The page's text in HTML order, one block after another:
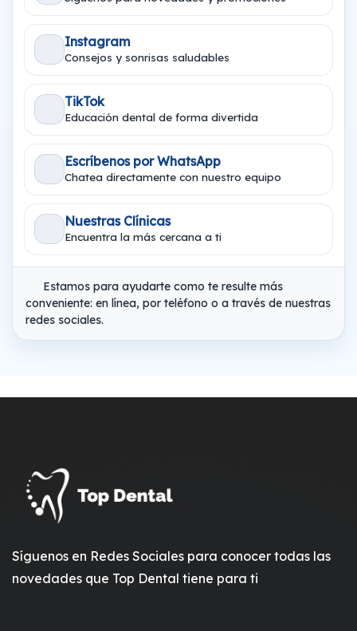
Instagram
Consejos y sonrisas saludables
TikTok
Educación dental de forma divertida
Escríbenos por WhatsApp
Chatea directamente con nuestro equipo
Nuestras Clínicas
Encuentra la más cercana a ti
Estamos para ayudarte como te resulte más
conveniente: en línea, por teléfono o a través de nuestras
redes sociales.
Síguenos en Redes Sociales para conocer todas las
novedades que Top Dental tiene para ti